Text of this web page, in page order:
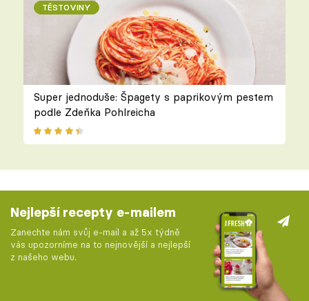
TĚSTOVINY
Super jednoduše: Špagety s paprikovým pestem
podle Zdeňka Pohlreicha
Nejlepší recepty e-mailem
Zanechte nám svůj e-mail a až 5x týdně
vás upozorníme na to nejnovější a nejlepší
z našeho webu.